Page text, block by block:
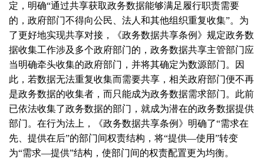
定，明确“通过共享获取政务数据能够满足履行职责需要
的，政府部门不得向公民、法人和其他组织重复收集”。为
了更好地实现共享对接，《政务数据共享条例》规定政务数
据收集工作涉及多个政府部门的，政务数据共享主管部门应
当明确牵头收集的政府部门，并将其确定为数源部门。因
此，若数据无法重复收集而需要共享，相关政府部门便不再
是政务数据的收集者，而只能成为政务数据需求部门。此前
已依法收集了政务数据的部门，就成为潜在的政务数据提供
部门。在行为法上，《政务数据共享条例》明确了“需求在
先、提供在后”的部门间权责结构，将“提供—使用”转变
为“需求—提供”结构，使部门间的权责配置更为均衡。